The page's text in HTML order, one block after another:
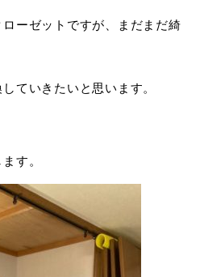
ーゼットですが、まだまだ綺
ていきたいと思います。
す。